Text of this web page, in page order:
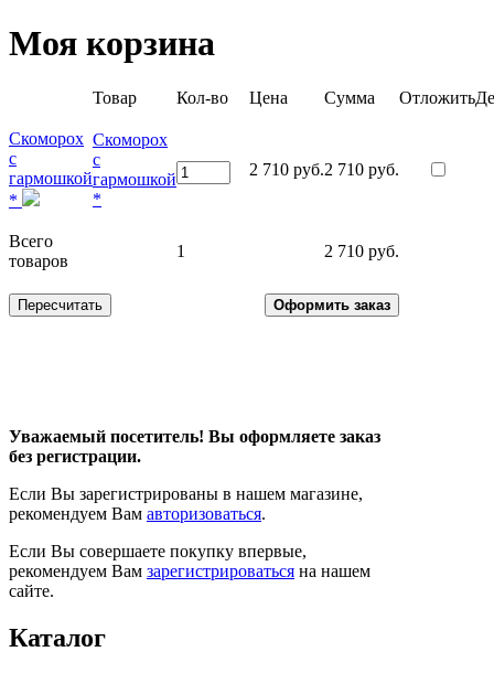
Моя корзина
Товар Кол-во Цена Сумма Отложить
Скоморох
с
гармошкой
*
Скоморох
с
гармошкой
*
2 710 руб.2 710 руб.
Всего
товаров
1 2 710 руб.
Уважаемый посетитель! Вы оформляете заказ
без регистрации.
Если Вы зарегистрированы в нашем магазине,
рекомендуем Вам авторизоваться.
Если Вы совершаете покупку впервые,
рекомендуем Вам зарегистрироваться на нашем
сайте.
Каталог